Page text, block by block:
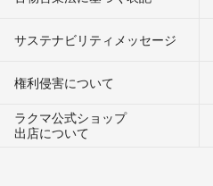
サステナビリティメッセージ
権利侵害について
ラクマ公式ショップ
出店について